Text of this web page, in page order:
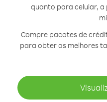
quanto para celular,
Compre pacotes de
para obter as melhores